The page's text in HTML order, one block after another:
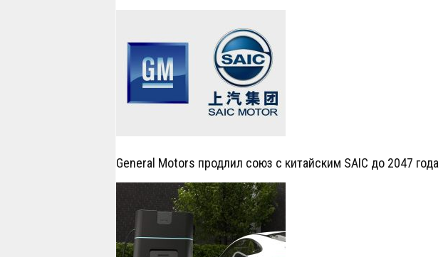
General Motors продлил союз с китайским SAIC до 2047 года